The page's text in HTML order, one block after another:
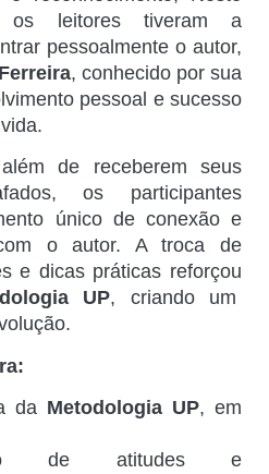
os leitores tiveram a
pessoalmente o autor,
, conhecido por sua
pessoal e sucesso
de receberem seus
os participantes
único de conexão e
o autor. A troca de
e dicas práticas reforçou
UP, criando um
da Metodologia UP, em
de atitudes e